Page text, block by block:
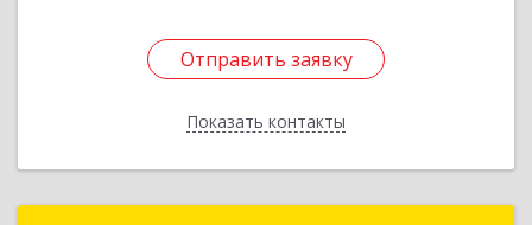
Отправить заявку
Показать контакты
Отправить заявку
Назад